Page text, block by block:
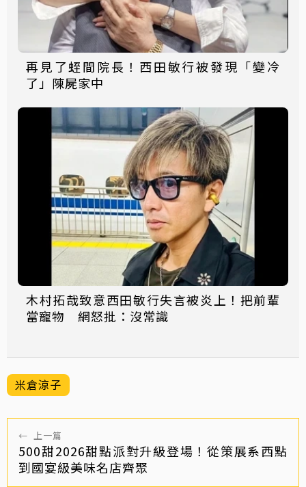
再見了蛭間院長！西田敏行被發現「變冷
了」陳屍家中
木村拓哉致意西田敏行失言被炎上！把前輩
當寵物 網怒批：沒常識
米倉涼子
← 上一篇
500甜2026甜點派對升級登場！從策展系西點
到國宴級美味名店齊聚